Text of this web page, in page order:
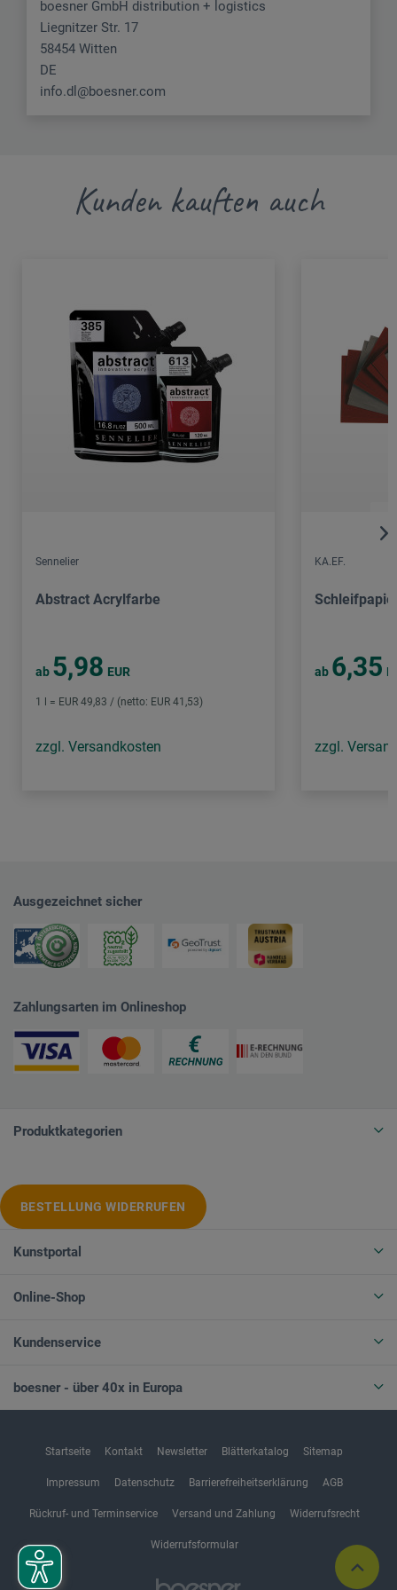
boesner GmbH distribution + logistics
Liegnitzer Str. 17
58454 Witten
DE
info.dl@boesner.com
Kunden kauften auch
Sennelier
Abstract Acrylfarbe
ab 5,98 EUR
1 l = EUR 49,83 / (netto: EUR 41,53)
zzgl. Versandkosten
KA.EF.
ab 6,35
zzgl.
Ausgezeichnet sicher
Zahlungsarten im Onlineshop
Produktkategorien
BESTELLUNG WIDERRUFEN
Kunstportal
Online-Shop
Kundenservice
boesner - über 40x in Europa
Startseite Kontakt Newsletter Blätterkatalog Sitemap
Impressum Datenschutz Barrierefreiheitserklärung AGB
Rückruf- und Terminservice Versand und Zahlung Widerrufsrecht
Widerrufsformular